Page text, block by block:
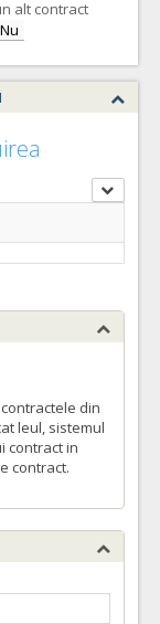
alt contract
Nu
din
leul, sistemul
contract in
contract.